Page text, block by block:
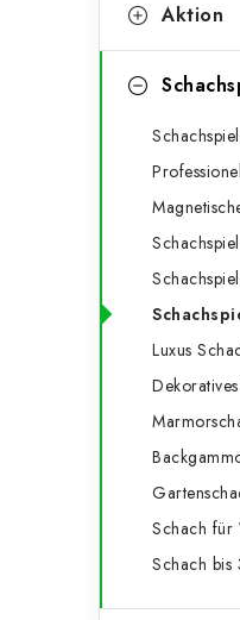
e
e
überspringen
a
e
Aktion
Luxus
Schach für
Schach bis